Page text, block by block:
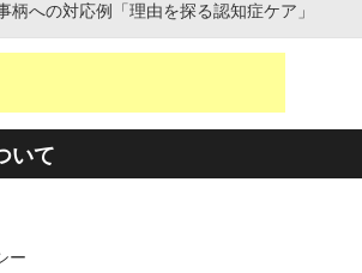
柄への対応例「理由を探る認知症ケア」
いて
ー